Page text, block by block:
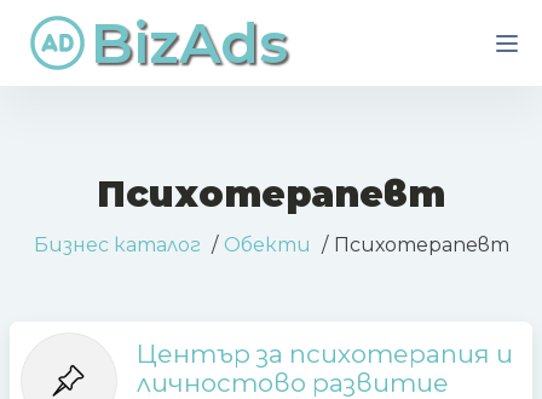
BizAds
Психотерапевт
Бизнес каталог Обекти Психотерапевт
Център за психотерапия и
личностово развитие